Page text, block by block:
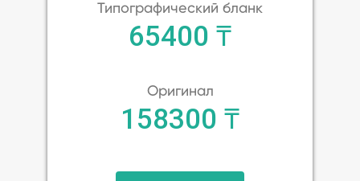
Типографический бланк
65400 ₸
Оригинал
158300 ₸